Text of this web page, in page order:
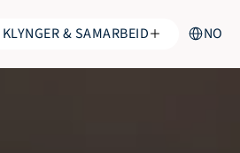
KLYNGER & SAMARBEID NO